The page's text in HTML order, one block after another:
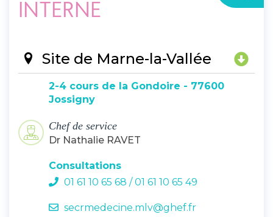
INTERNE
Site de Marne-la-Vallée
2-4 cours de la Gondoire - 77600
Jossigny
Chef de service
Dr Nathalie RAVET
Consultations
01 61 10 65 68 / 01 61 10 65 49
secrmedecine.mlv@ghef.fr